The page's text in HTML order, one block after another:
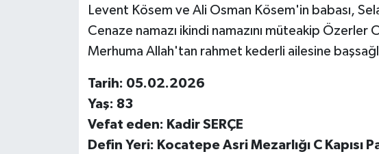
Levent Kösem ve Ali Osman Kösem'in babası,
Cenaze namazı ikindi namazını müteakip Özerler
Merhuma Allah'tan rahmet kederli ailesine
Tarih: 05.02.2026
Yaş: 83
Vefat eden: Kadir SERÇE
Defin Yeri: Kocatepe Asri Mezarlığı C Kapısı